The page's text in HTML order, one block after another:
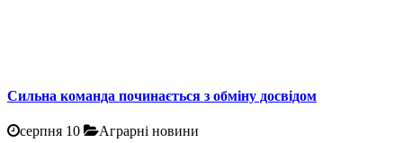
Сильна команда починається з обміну досвідом
серпня 10 Аграрні новини